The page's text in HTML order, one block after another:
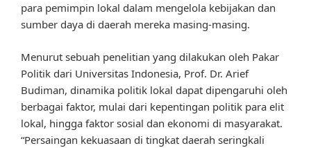
para pemimpin lokal dalam mengelola kebijakan dan
sumber daya di daerah mereka masing-masing.
Menurut sebuah penelitian yang dilakukan oleh Pakar
Politik dari Universitas Indonesia, Prof. Dr. Arief
Budiman, dinamika politik lokal dapat dipengaruhi oleh
berbagai faktor, mulai dari kepentingan politik para elit
lokal, hingga faktor sosial dan ekonomi di masyarakat.
“Persaingan kekuasaan di tingkat daerah seringkali